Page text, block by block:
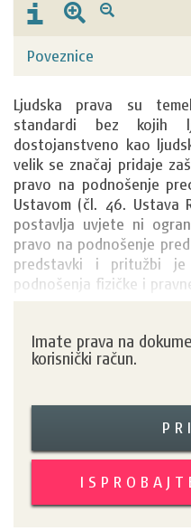
Poveznice
Ljudska prava su
standardi bez
dostojanstveno kao
velik se značaj pridaje
pravo na podnošenje
Ustavom (čl. 46. Ustava
postavlja uvjete ni
pravo na podnošenje
predstavki i pritužbi
podnošenja fizičke i
Imate prava na
korisnički račun.